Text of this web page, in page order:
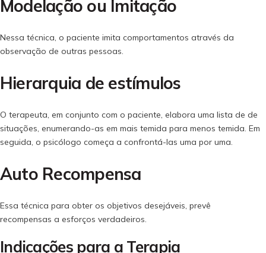
Modelação ou Imitação
Nessa técnica, o paciente imita comportamentos através da
observação de outras pessoas.
Hierarquia de estímulos
O terapeuta, em conjunto com o paciente, elabora uma lista de de
situações, enumerando-as em mais temida para menos temida. Em
seguida, o psicólogo começa a confrontá-las uma por uma.
Auto Recompensa
Essa técnica para obter os objetivos desejáveis, prevê
recompensas a esforços verdadeiros.
Indicações para a Terapia